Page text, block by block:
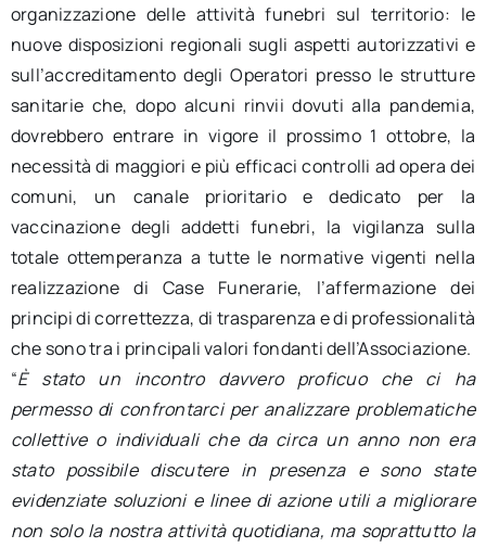
organizzazione delle attività funebri sul territorio: le
nuove disposizioni regionali sugli aspetti autorizzativi e
sull’accreditamento degli Operatori presso le strutture
sanitarie che, dopo alcuni rinvii dovuti alla pandemia,
dovrebbero entrare in vigore il prossimo 1 ottobre, la
necessità di maggiori e più efficaci controlli ad opera dei
comuni, un canale prioritario e dedicato per la
vaccinazione degli addetti funebri, la vigilanza sulla
totale ottemperanza a tutte le normative vigenti nella
realizzazione di Case Funerarie, l’affermazione dei
principi di correttezza, di trasparenza e di professionalità
che sono tra i principali valori fondanti dell’Associazione.
“È stato un incontro davvero proficuo che ci ha
permesso di confrontarci per analizzare problematiche
collettive o individuali che da circa un anno non era
stato possibile discutere in presenza e sono state
evidenziate soluzioni e linee di azione utili a migliorare
non solo la nostra attività quotidiana, ma soprattutto la